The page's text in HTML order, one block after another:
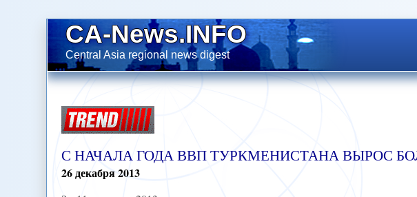
CA-News.INFO
Central Asia regional news digest
С НАЧАЛА ГОДА ВВП ТУРКМЕНИСТАНА ВЫРОС
26декабря2013